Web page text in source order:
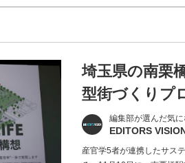
埼玉県の南栗
型街づくりプ
編集部が選んだ気
EDITORS
産官学5者が連携したサス